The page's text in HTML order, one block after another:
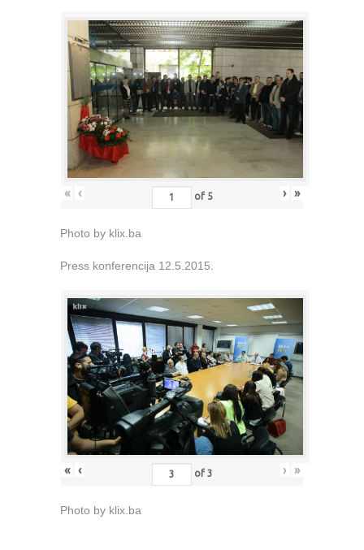
« ‹ of 5 › »
Photo by klix.ba
Press konferencija 12.5.2015.
« ‹ of 3 › »
Photo by klix.ba